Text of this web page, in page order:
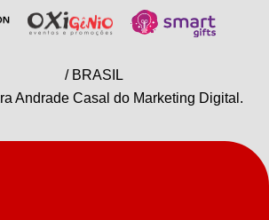
/ BRASIL
Andrade Casal do Marketing Digital.